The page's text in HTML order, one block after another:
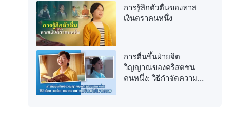
การรู้สึกตัวตื่นของทาส
เงินตราคนหนึ่ง
การตื่นขึ้นฝ่ายจิต
วิญญาณของคริสตชน
คนหนึ่ง: วิธีกำจัดความ